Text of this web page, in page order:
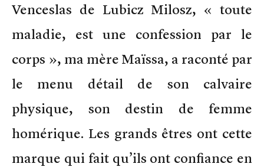
Venceslas de Lubicz Milosz, « toute
maladie, est une confession par le
corps », ma mère Maïssa, a raconté par
le menu détail de son calvaire
physique, son destin de femme
homérique. Les grands êtres ont cette
marque qui fait qu’ils ont confiance en